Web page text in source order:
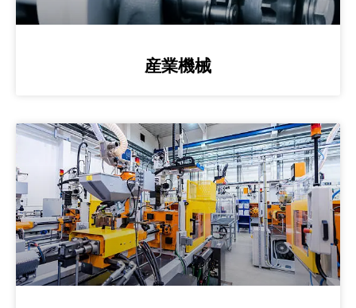
産業機械